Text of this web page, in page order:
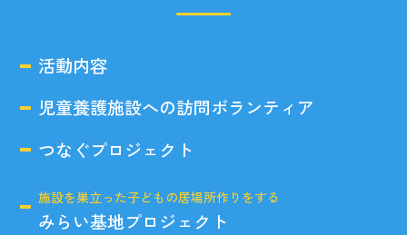
活動内容
児童養護施設への訪問ボランティア
つなぐプロジェクト
施設を巣立った子どもの居場所作りをする
みらい基地プロジェクト